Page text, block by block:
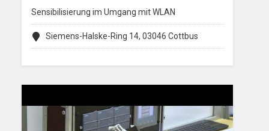
Sensibilisierung im Umgang mit WLAN
Siemens-Halske-Ring 14, 03046 Cottbus